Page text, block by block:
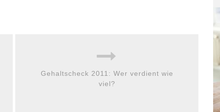
Gehaltscheck 2011: Wer verdient wie
viel?